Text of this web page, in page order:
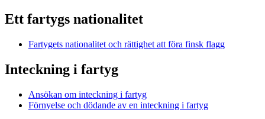
Ett fartygs nationalitet
Fartygets nationalitet och rättighet att föra finsk flagg
Inteckning i fartyg
Ansökan om inteckning i fartyg
Förnyelse och dödande av en inteckning i fartyg